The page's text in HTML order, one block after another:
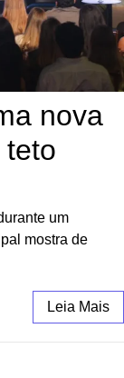
nova
um
mostra de
Leia Mais